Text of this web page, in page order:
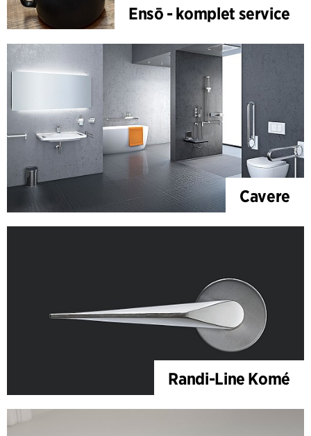
Ensō - komplet service
Cavere
Randi-Line Komé